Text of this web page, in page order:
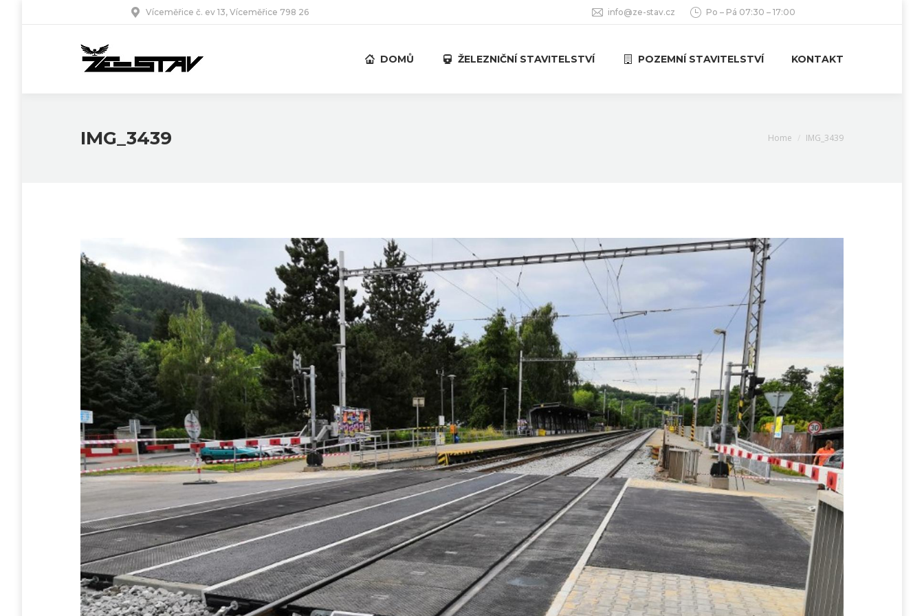
Víceměřice č. ev 13, Víceměřice 798 26 info@ze-stav.cz Po – Pá 07:30 – 17:00
DOMŮ ŽELEZNIČNÍ STAVITELSTVÍ POZEMNÍ STAVITELSTVÍ KONTAKT
IMG_3439 You are here:
Home IMG_3439